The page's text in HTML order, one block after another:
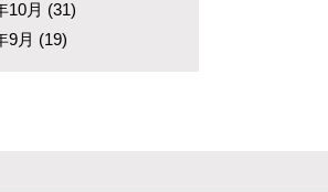
10月 (31)
9月 (19)